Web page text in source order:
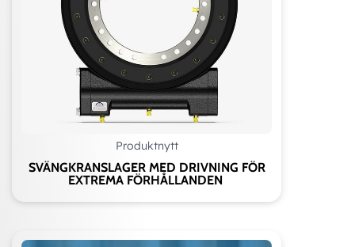
Produktnytt
SVÄNGKRANSLAGER MED DRIVNING FÖR
EXTREMA FÖRHÅLLANDEN